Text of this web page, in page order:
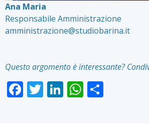
Ana Maria
Responsabile Amministrazione
amministrazione@studiobarina.it
Questo argomento è interessante?
Facebook
Twitter
LinkedIn